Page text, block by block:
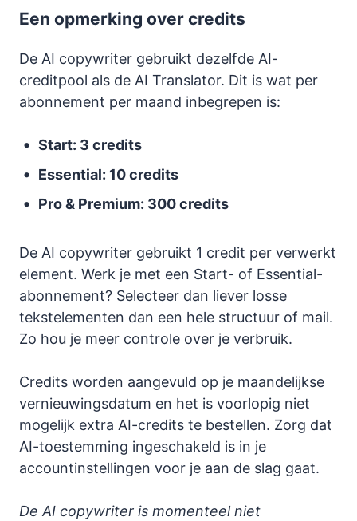
Een opmerking over credits
De AI copywriter gebruikt dezelfde AI-
creditpool als de AI Translator. Dit is wat per
abonnement per maand inbegrepen is:
Start: 3 credits
Essential: 10 credits
Pro & Premium: 300 credits
De AI copywriter gebruikt 1 credit per verwerkt
element. Werk je met een Start- of Essential-
abonnement? Selecteer dan liever losse
tekstelementen dan een hele structuur of mail.
Zo hou je meer controle over je verbruik.
Credits worden aangevuld op je maandelijkse
vernieuwingsdatum en het is voorlopig niet
mogelijk extra AI-credits te bestellen. Zorg dat
AI-toestemming ingeschakeld is in je
accountinstellingen voor je aan de slag gaat.
De AI copywriter is momenteel niet